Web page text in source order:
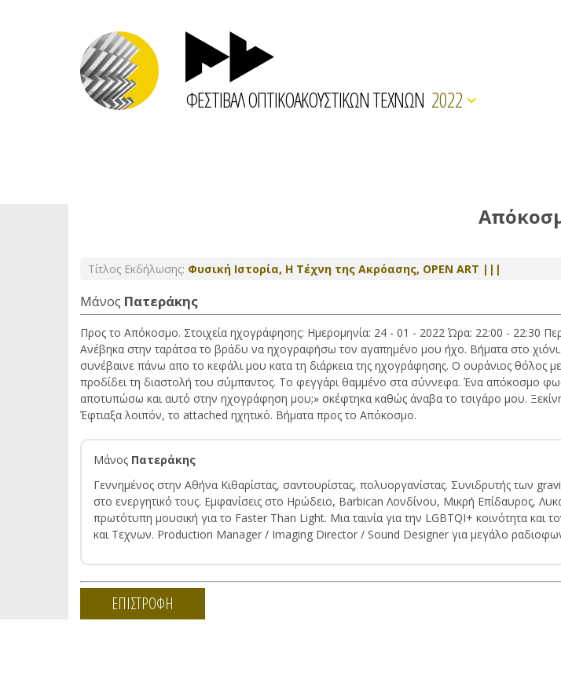
ΦΕΣΤΙΒΑΛ ΟΠΤΙΚΟΑΚΟΥΣΤΙΚΩΝ ΤΕΧΝΩΝ 2022
Τίτλος Εκδήλωσης: Φυσική Ιστορία, Η Τέχνη της Ακρόασης, OPEN ART |||
Μάνος Πατεράκης
Προς το Απόκοσμο. Στοιχεία ηχογράφησης: Ημερομηνία: 24 - 01 - 2022 Ώρα: 22:00 - 22:30
Ανέβηκα στην ταράτσα το βράδυ να ηχογραφήσω τον αγαπημένο μου ήχο. Βήματα στο χιόνι.
συνέβαινε πάνω απο το κεφάλι μου κατα τη διάρκεια της ηχογράφησης. Ο ουράνιος θόλος
προδίδει τη διαστολή του σύμπαντος. Το φεγγάρι θαμμένο στα σύννεφα. Ένα απόκοσμο
αποτυπώσω και αυτό στην ηχογράφηση μου;» σκέφτηκα καθώς άναβα το τσιγάρο μου.
Έφτιαξα λοιπόν, το attached ηχητικό. Βήματα προς το Απόκοσμο.
Μάνος Πατεράκης
Γεννημένος στην Αθήνα Κιθαρίστας, σαντουρίστας, πολυοργανίστας. Συνιδρυτής των
στο ενεργητικό τους. Εμφανίσεις στο Ηρώδειο, Barbican Λονδίνου, Μικρή Επίδαυρος,
πρωτότυπη μουσική για το Faster Than Light. Μια ταινία για την LGBTQI+ κοινότητα
και Τεχνων. Production Manager / Imaging Director / Sound Designer για μεγάλο
ΕΠΙΣΤΡΟΦΗ